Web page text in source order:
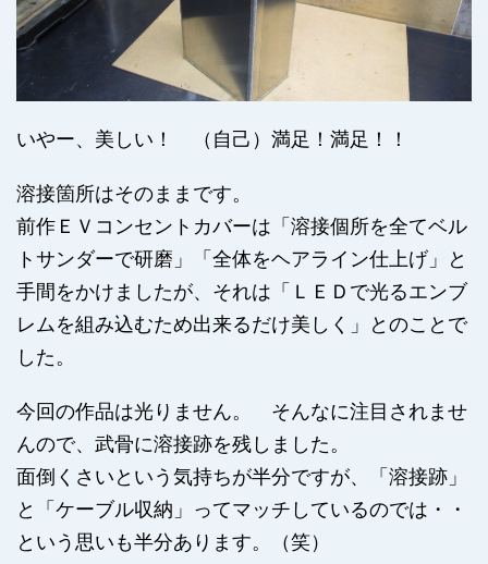
いやー、美しい！ （自己）満足！満足！！
溶接箇所はそのままです。
前作ＥＶコンセントカバーは「溶接個所を全てベル
トサンダーで研磨」「全体をヘアライン仕上げ」と
手間をかけましたが、それは「ＬＥＤで光るエンブ
レムを組み込むため出来るだけ美しく」とのことで
した。
今回の作品は光りません。 そんなに注目されませ
んので、武骨に溶接跡を残しました。
面倒くさいという気持ちが半分ですが、「溶接跡」
と「ケーブル収納」ってマッチしているのでは・・
という思いも半分あります。（笑）